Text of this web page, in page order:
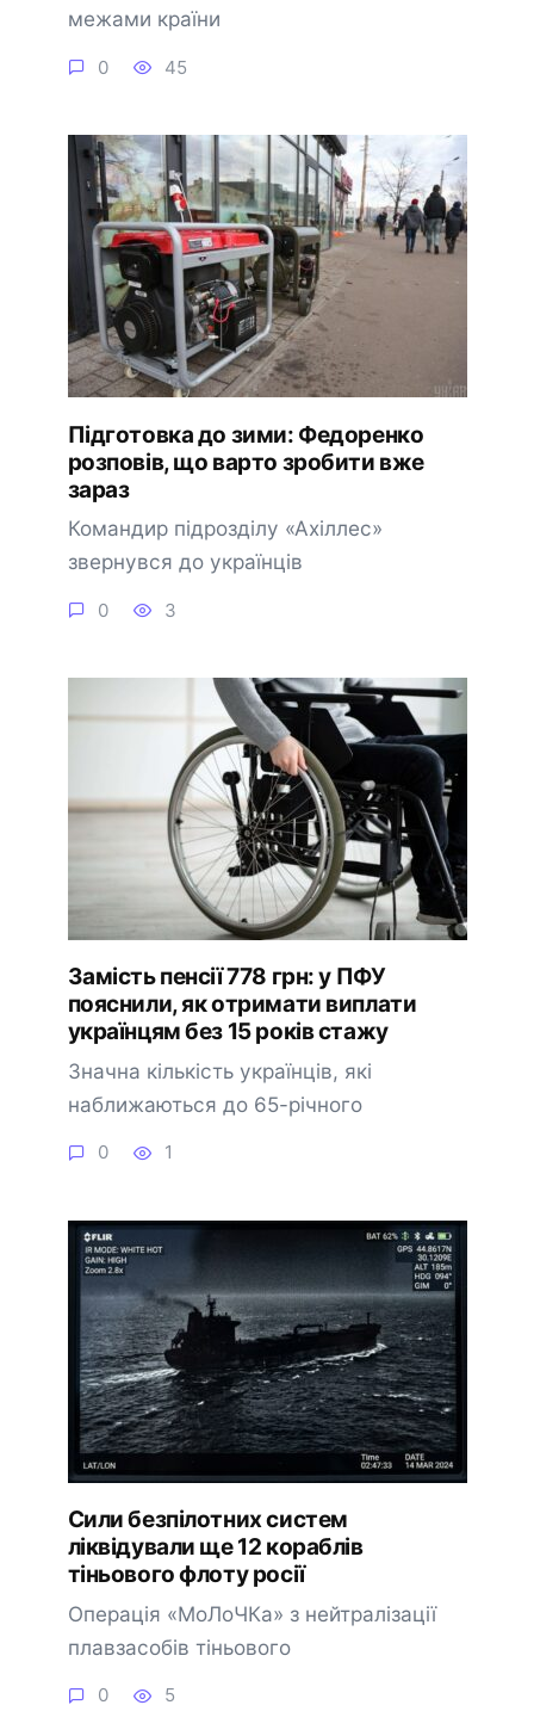
межами країни
0 45
Підготовка до зими: Федоренко
розповів, що варто зробити вже
зараз
Командир підрозділу «Ахіллес»
звернувся до українців
0 3
Замість пенсії 778 грн: у ПФУ
пояснили, як отримати виплати
українцям без 15 років стажу
Значна кількість українців, які
наближаються до 65-річного
0 1
Сили безпілотних систем
ліквідували ще 12 кораблів
тіньового флоту росії
Операція «МоЛоЧКа» з нейтралізації
плавзасобів тіньового
0 5
🔔 Підписатися